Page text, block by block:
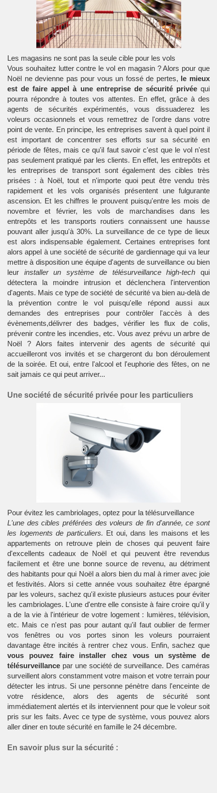
Les magasins ne sont pas la seule cible pour les vols
Vous souhaitez lutter contre le vol en magasin? Alors pour que
Noël ne devienne pas pour vous un fossé de pertes, le mieux
est de faire appel à une entreprise de sécurité privéequi
pourra répondre à toutes vos attentes. En effet, grâce à des
agents de sécurités expérimentés, vous dissuaderez les
voleurs occasionnels et vous remettrez de l'ordre dans votre
point de vente. En principe, les entreprises savent à quel point il
est important de concentrer ses efforts sur sa sécurité en
période de fêtes, mais ce qu'il faut savoir c'est que le vol n'est
pas seulement pratiqué par les clients. En effet, les entrepôts et
les entreprises de transport sont également des cibles très
prisées : à Noël, tout et n'importe quoi peut être vendu très
rapidement et les vols organisés présentent une fulgurante
ascension. Et les chiffres le prouvent puisqu'entre les mois de
novembre et février, les vols de marchandises dans les
entrepôts et les transports routiers connaissent une hausse
pouvant aller jusqu'à 30%. La surveillance de ce type de lieux
est alors indispensable également. Certaines entreprises font
alors appel à une société de sécurité de gardiennagequi va leur
mettre à disposition une équipe d'agents de surveillance ou bien
leur installer un système de télésurveillance high-tech qui
détectera la moindre intrusion et déclenchera l'intervention
d'agents. Mais ce type de société de sécurité va bien au-delà de
la prévention contre le vol puisqu'elle répond aussi aux
demandes des entreprises pour contrôler l'accès à des
évènements,délivrer des badges, vérifier les flux de colis,
prévenir contre les incendies, etc. Vous avez prévu un arbre de
Noël ? Alors faites intervenir des agents de sécurité qui
accueilleront vos invités et se chargeront du bon déroulement
de la soirée. Et oui, entre l'alcool et l'euphorie des fêtes, on ne
sait jamais ce qui peut arriver...
Une société de sécurité privée pour les particuliers
Pour évitez les cambriolages, optez pour la télésurveillance
L'une des cibles préférées des voleurs de fin d'année, ce sont
les logements de particuliers. Et oui, dans les maisons et les
appartements on retrouve plein de choses qui peuvent faire
d'excellents cadeaux de Noël et qui peuvent être revendus
facilement et être une bonne source de revenu, au détriment
des habitants pour qui Noël a alors bien du mal à rimer avec joie
et festivités. Alors si cette année vous souhaitez être épargné
par les voleurs, sachez qu'il existe plusieurs astuces pour éviter
les cambriolages. L'une d'entre elle consiste à faire croire qu'il y
a de la vie à l'intérieur de votre logement : lumières, télévision,
etc. Mais ce n'est pas pour autant qu'il faut oublier de fermer
vos fenêtres ou vos portes sinon les voleurs pourraient
davantage être incités à rentrer chez vous. Enfin, sachez que
vous pouvez faire installer chez vous un système de
télésurveillance par une société de surveillance. Des caméras
surveillent alors constamment votre maison et votre terrain pour
détecter les intrus. Si une personne pénètre dans l'enceinte de
votre résidence, alors des agents de sécurité sont
immédiatement alertés et ils interviennent pour que le voleur soit
pris sur les faits. Avec ce type de système, vous pouvez alors
aller diner en toute sécurité en famille le 24 décembre.
En savoir plus sur la sécurité :